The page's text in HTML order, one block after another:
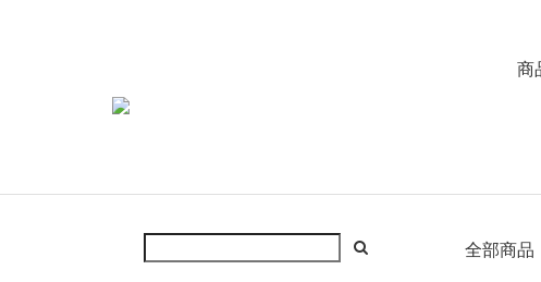
商
全部商品